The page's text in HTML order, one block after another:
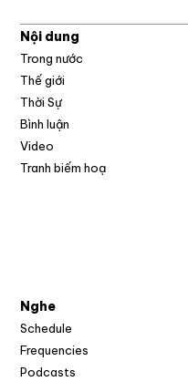
Nội dung
Trong nước
Thế giới
Thời Sự
Bình luận
Video
Tranh biếm hoạ
Nghe
Schedule
Frequencies
Podcasts